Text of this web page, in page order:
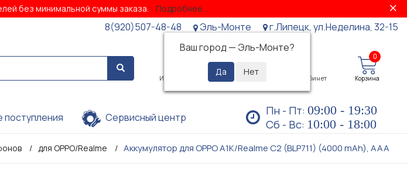
без минимальной суммы заказа. Подробнее...
8(920)507-48-48
Эль-Монте
Ваш город — Эль-Монте?
г.Липецк, ул.Неделина, 32-15
Избранное Просмотренные Личный кабинет
0
Корзина
поступления Сервисный центр Пн - Пт: 09:00 - 19:30
Сб - Вс: 10:00 - 18:00
для OPPO/Realme Аккумулятор для OPPO A1K/Realme C2 (BLP711) (4000 mAh), AAA